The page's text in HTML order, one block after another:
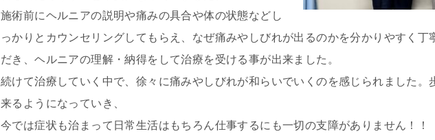
施術前にヘルニアの説明や痛みの具合や体の状態などし
っかりとカウンセリングしてもらえ、なぜ痛みやしびれが出るのかを分かりやすく丁
だき、ヘルニアの理解・納得をして治療を受ける事が出来ました。
続けて治療していく中で、徐々に痛みやしびれが和らいでいくのを感じられました。
来るようになっていき、
今では症状も治まって日常生活はもちろん仕事するにも一切の支障がありません！！